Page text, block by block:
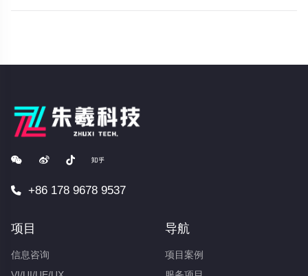
绕技术落地的国家级行动拉开序幕。
+86 178 9678 9537
项目
信息咨询
导航
项目案例